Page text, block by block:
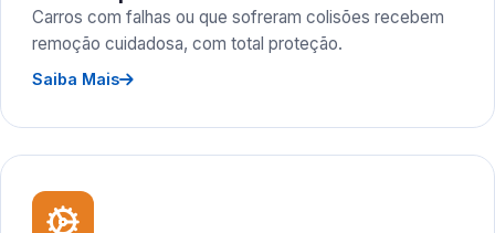
Carros com falhas ou que sofreram colisões recebem
remoção cuidadosa, com total proteção.
Saiba Mais